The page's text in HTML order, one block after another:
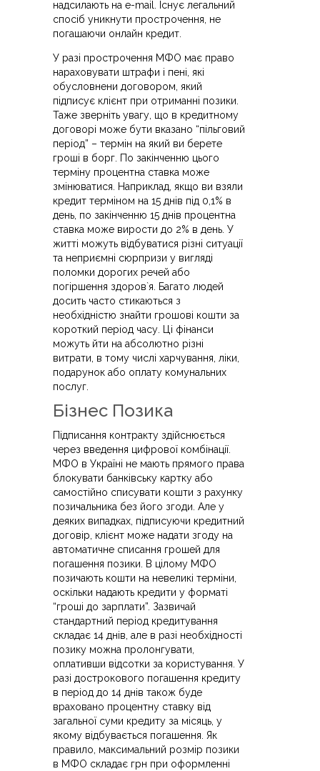
надсилають на e-mail. Існує легальний
спосіб уникнути прострочення, не
погашаючи онлайн кредит.
У разі прострочення МФО має право
нараховувати штрафи і пені, які
обусловнени договором, який
підписує клієнт при отриманні позики.
Таже зверніть увагу, що в кредитному
договорі може бути вказано “пільговий
період” – термін на який ви берете
гроші в борг. По закінченню цього
терміну процентна ставка може
змінюватися. Наприклад, якщо ви взяли
кредит терміном на 15 днів під 0,1% в
день, по закінченню 15 днів процентна
ставка може вирости до 2% в день. У
житті можуть відбуватися різні ситуації
та неприємні сюрпризи у вигляді
поломки дорогих речей або
погіршення здоров`я. Багато людей
досить часто стикаються з
необхідністю знайти грошові кошти за
короткий період часу. Ці фінанси
можуть йти на абсолютно різні
витрати, в тому числі харчування, ліки,
подарунок або оплату комунальних
послуг.
Бізнес Позика
Підписання контракту здійснюється
через введення цифрової комбінації.
МФО в Україні не мають прямого права
блокувати банківську картку або
самостійно списувати кошти з рахунку
позичальника без його згоди. Але у
деяких випадках, підписуючи кредитний
договір, клієнт може надати згоду на
автоматичне списання грошей для
погашення позики. В цілому МФО
позичають кошти на невеликі терміни,
оскільки надають кредити у форматі
“гроші до зарплати”. Зазвичай
стандартний період кредитування
складає 14 днів, але в разі необхідності
позику можна пролонгувати,
оплативши відсотки за користування. У
разі дострокового погашення кредиту
в період до 14 днів також буде
враховано процентну ставку від
загальної суми кредиту за місяць, у
якому відбувається погашення. Як
правило, максимальний розмір позики
в МФО складає грн при оформленні